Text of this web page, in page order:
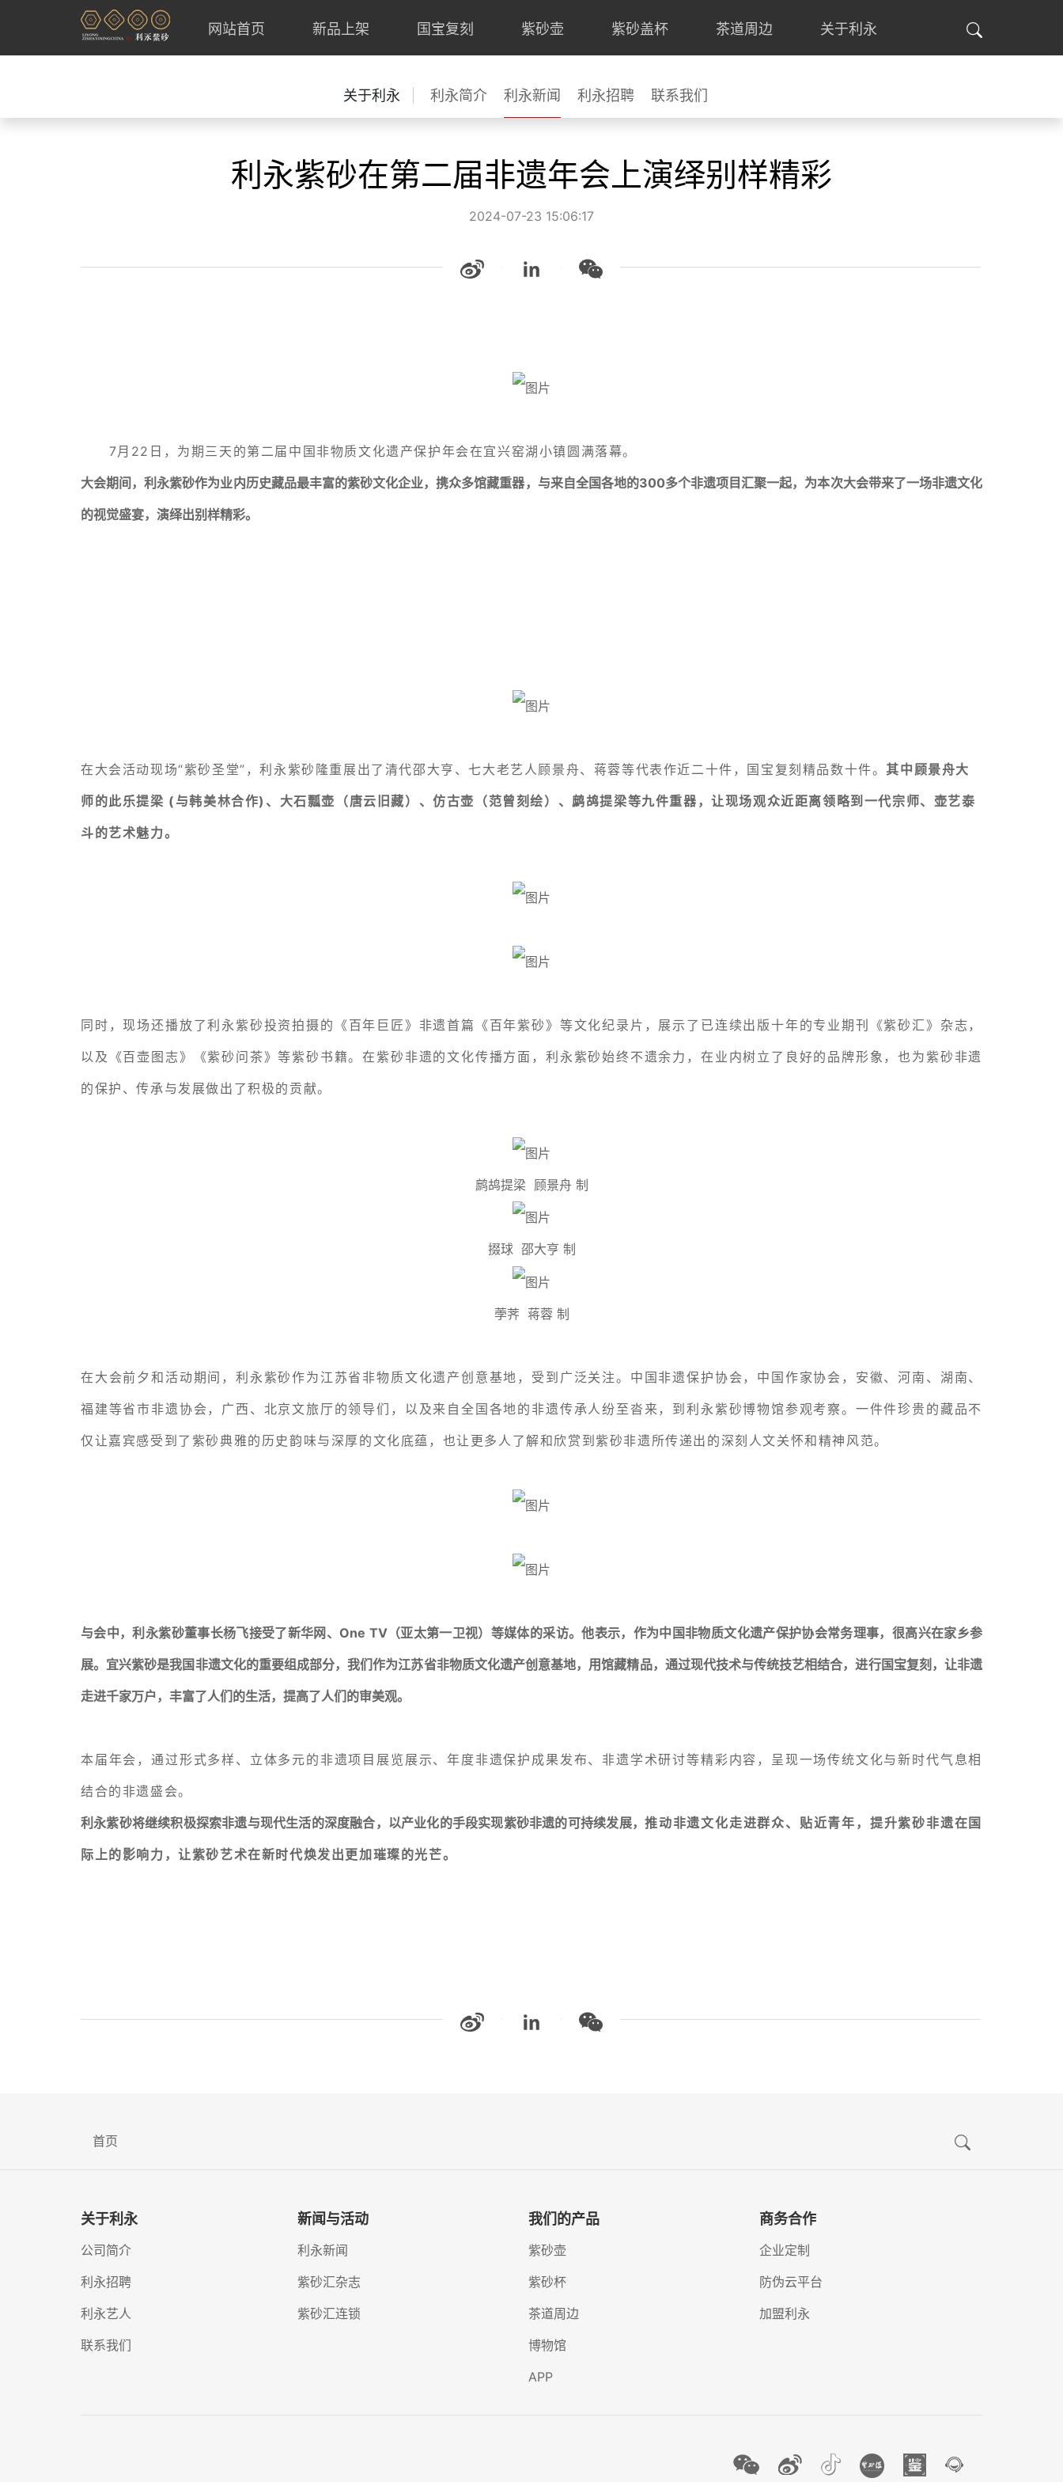
网站首页 新品上架 国宝复刻 紫砂壶 紫砂盖杯 茶道周边 关于利永
关于利永 利永简介 利永新闻 利永招聘 联系我们
利永紫砂在第二届非遗年会上演绎别样精彩
2024-07-23 15:06:17
7月22日，为期三天的第二届中国非物质文化遗产保护年会在宜兴窑湖小镇圆满落幕。
大会期间，利永紫砂作为业内历史藏品最丰富的紫砂文化企业，携众多馆藏重器，与来自全国各地的300多个非遗项目汇聚一起，为本次大会带来了一场非遗文化
的视觉盛宴，演绎出别样精彩。
在大会活动现场“紫砂圣堂”，利永紫砂隆重展出了清代邵大亨、七大老艺人顾景舟、蒋蓉等代表作近二十件，国宝复刻精品数十件。 其中顾景舟大
师的此乐提梁 (与韩美林合作)、大石瓢壶（唐云旧藏）、仿古壶（范曾刻绘）、鹧鸪提梁等九件重器，让现场观众近距离领略到一代宗师、壶艺泰
斗的艺术魅力。
同时，现场还播放了利永紫砂投资拍摄的《百年巨匠》非遗首篇《百年紫砂》等文化纪录片，展示了已连续出版十年的专业期刊《紫砂汇》杂志，
以及《百壶图志》《紫砂问茶》等紫砂书籍。在紫砂非遗的文化传播方面，利永紫砂始终不遗余力， 在业内树立了良好的品牌形象，也为紫砂非遗
的保护、传承与发展做出了积极的贡献。
鹧鸪提梁 顾景舟 制
掇球邵大亨 制
荸荠 蒋蓉 制
在大会前夕和活动期间，利永紫砂作为江苏省非物质文化遗产创意基地，受到广泛关注。中国非遗保护协会，中国作家协会，安徽、河南、湖南、
福建等省市非遗协会，广西、北京文旅厅的领导们，以及来自全国各地的非遗传承人纷至沓来，到利永紫砂博物馆参观考察。一件件珍贵的藏品不
仅让嘉宾感受到了紫砂典雅的历史韵味与深厚的文化底蕴，也让更多人了解和欣赏到紫砂非遗所传递出的深刻人文关怀和精神风范。
与会中，利永紫砂董事长杨飞接受了新华网、One TV（亚太第一卫视）等媒体的采访。他表示，作为中国非物质文化遗产保护协会常务理事，很高兴在家乡参
展。宜兴紫砂是我国非遗文化的重要组成部分，我们作为江苏省非物质文化遗产创意基地，用馆藏精品，通过现代技术与传统技艺相结合，进行国宝复刻，让非遗
走进千家万户，丰富了人们的生活，提高了人们的审美观。
本届年会，通过形式多样、立体多元的非遗项目展览展示、年度非遗保护成果发布、非遗学术研讨等精彩内容，呈现一场传统文化与新时代气息相
结合的非遗盛会。
利永紫砂将继续积极探索非遗与现代生活的深度融合，以产业化的手段实现紫砂非遗的可持续发展， 推动非遗文化走进群众、贴近青年， 提升紫砂非遗在国
际上的影响力，让紫砂艺术在新时代焕发出更加璀璨的光芒。
首页
关于利永
公司简介
利永招聘
利永艺人
联系我们
新闻与活动
利永新闻
紫砂汇杂志
紫砂汇连锁
我们的产品
紫砂壶
紫砂杯
茶道周边
博物馆
APP
商务合作
企业定制
防伪云平台
加盟利永